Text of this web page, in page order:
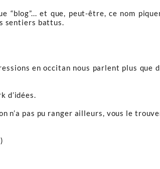
“blog”... et que, peut-être, ce nom
sentiers battus.
en occitan nous parlent plus
d’idées.
n’a pas pu ranger ailleurs, vous le